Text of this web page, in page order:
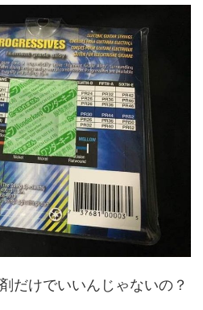
だけでいいんじゃないの？